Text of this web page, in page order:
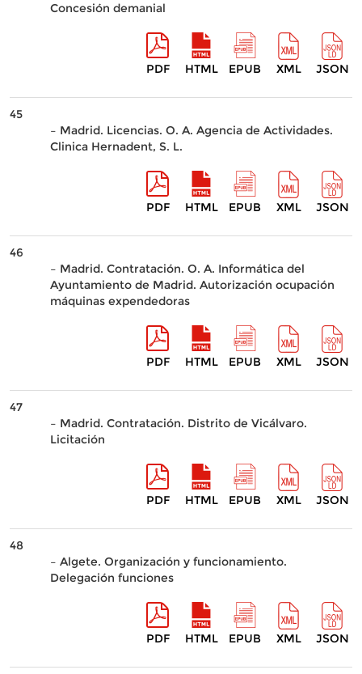
Concesión demanial
PDF HTML EPUB XML JSON
45
– Madrid. Licencias. O. A. Agencia de Actividades.
Clinica Hernadent, S. L.
PDF HTML EPUB XML JSON
46
– Madrid. Contratación. O. A. Informática del
Ayuntamiento de Madrid. Autorización ocupación
máquinas expendedoras
PDF HTML EPUB XML JSON
47
– Madrid. Contratación. Distrito de Vicálvaro.
Licitación
PDF HTML EPUB XML JSON
48
– Algete. Organización y funcionamiento.
Delegación funciones
PDF HTML EPUB XML JSON